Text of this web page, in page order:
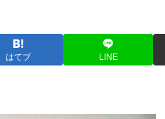
はてブ LINE